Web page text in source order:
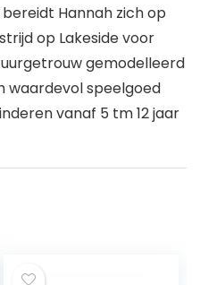
Hannah zich op
op Lakeside voor
gemodelleerd
waardevol speelgoed
vanaf 5 tm 12 jaar